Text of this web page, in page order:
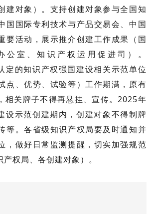
建对象 ）。支持创建对象参与全国知
国国际专利技术与产品交易会、中国
要活动，展示推介创建工作成果（ 国
公室、知识产权运用促进司 ）。
定的知识产权强国建设相关示范单位
点、优势、试验等）工作期满，原有
相关牌子不得再悬挂、宣传。2025年
设示范创建期内，创建对象不得制牌
等。各省级知识产权局要及时通知并
，做好日常监测提醒，切实加强规范
产权局、各创建对象） 。